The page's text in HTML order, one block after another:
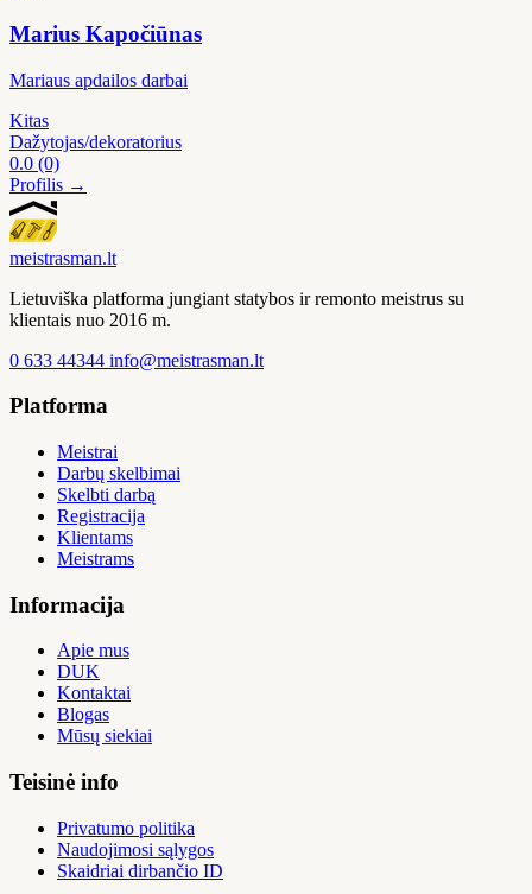
Marius Kapočiūnas
Mariaus apdailos darbai
Kitas
Dažytojas/dekoratorius
0.0 (0)
Profilis →
meistrasman.lt
Lietuviška platforma jungiant statybos ir remonto meistrus su
klientais nuo 2016 m.
0 633 44344 info@meistrasman.lt
Platforma
Meistrai
Darbų skelbimai
Skelbti darbą
Registracija
Klientams
Meistrams
Informacija
Apie mus
DUK
Kontaktai
Blogas
Mūsų siekiai
Teisinė info
Privatumo politika
Naudojimosi sąlygos
Skaidriai dirbančio ID